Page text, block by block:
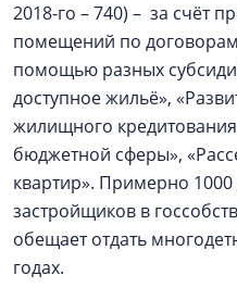
2018-го – 740) – за счёт
помещений по
помощью разных
доступное жильё»,
жилищного
бюджетной сферы»,
квартир». Примерно
застройщиков в
обещает отдать
годах.